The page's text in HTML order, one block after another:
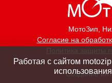
МотоЗип,
Согласие на
Политика защиты
Создание
Работая с сайтом